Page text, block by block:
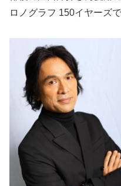
ロノグラフ 150イヤーズ